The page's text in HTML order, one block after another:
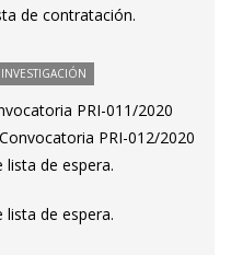
de contratación.
PRI-011/2020
PRI-012/2020
de espera.
de espera.